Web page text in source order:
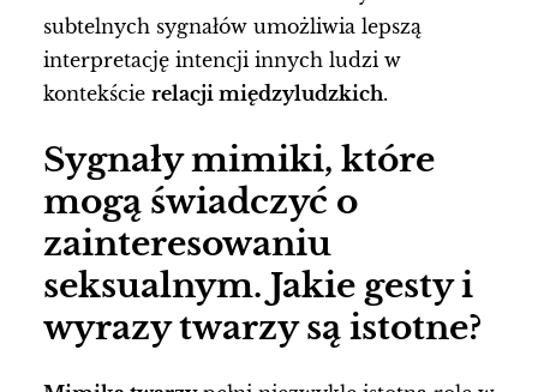
subtelnych sygnałów umożliwia lepszą
interpretację intencji innych ludzi w
kontekście relacji międzyludzkich.
Sygnały mimiki, które
mogą świadczyć o
zainteresowaniu
seksualnym. Jakie gesty i
wyrazy twarzy są istotne?